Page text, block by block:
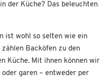
der Küche? Das beleuchten
ist wohl so selten wie ein
Backöfen zu den
Küche. Mit ihnen können wir
garen – entweder per